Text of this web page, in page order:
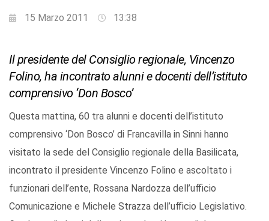
15 Marzo 2011 13:38
Il presidente del Consiglio regionale, Vincenzo
Folino, ha incontrato alunni e docenti dell’istituto
comprensivo ‘Don Bosco’
Questa mattina, 60 tra alunni e docenti dell’istituto
comprensivo ‘Don Bosco’ di Francavilla in Sinni hanno
visitato la sede del Consiglio regionale della Basilicata,
incontrato il presidente Vincenzo Folino e ascoltato i
funzionari dell’ente, Rossana Nardozza dell’ufficio
Comunicazione e Michele Strazza dell’ufficio Legislativo.